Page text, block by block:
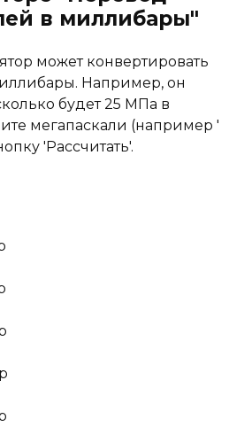
в миллибары"
может конвертировать
Например, он
будет 25 МПа в
мегапаскали (например '
'Рассчитать'.